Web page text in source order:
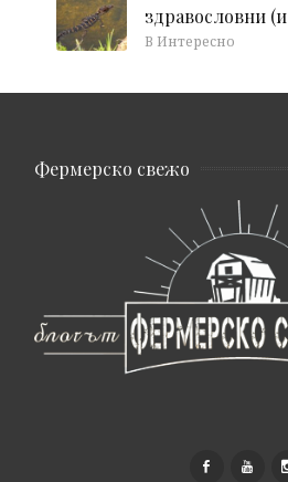
здравословни
В Интересно
Фермерско свежо